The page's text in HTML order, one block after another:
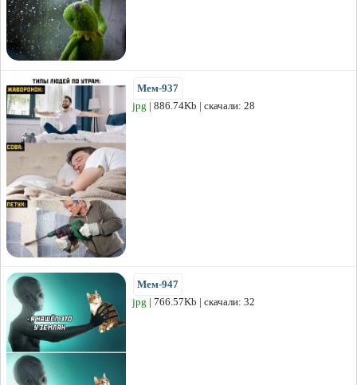
Мем-937
jpg | 886.74Kb | скачали: 28
Мем-947
jpg | 766.57Kb | скачали: 32